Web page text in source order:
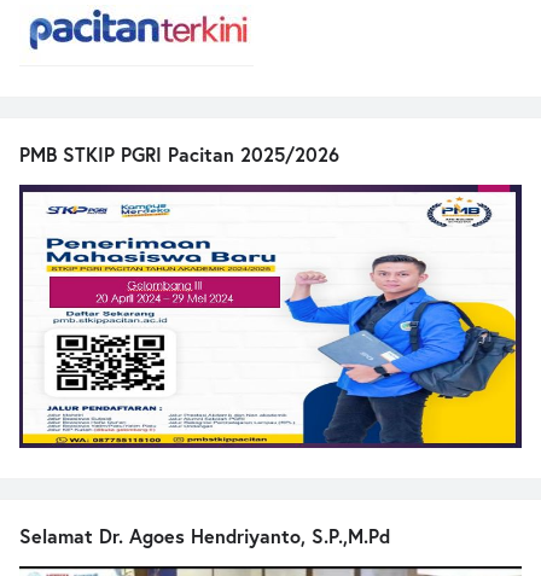
PMB STKIP PGRI Pacitan 2025/2026
Selamat Dr. Agoes Hendriyanto, S.P.,M.Pd